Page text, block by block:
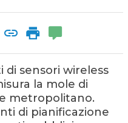
sensori wireless
la mole di
metropolitano.
di pianificazione